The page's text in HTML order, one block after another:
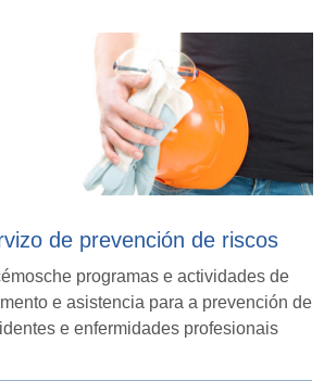
de prevención de riscos
programas e actividades de
e asistencia para a prevención de
e enfermidades profesionais